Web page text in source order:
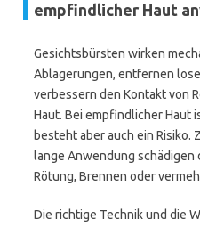
empfindlicher Haut
Gesichtsbürsten wirken
Ablagerungen, entfernen
verbessern den Kontakt von
Haut. Bei empfindlicher Haut
besteht aber auch ein Risiko.
lange Anwendung schädigen
Rötung, Brennen oder
Die richtige Technik und die